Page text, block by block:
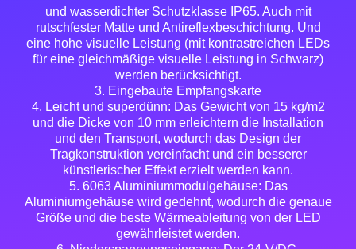
und wasserdichter Schutzklasse IP65. Auch mit
rutschfester Matte und Antireflexbeschichtung. Und
eine hohe visuelle Leistung (mit kontrastreichen LEDs
für eine gleichmäßige visuelle Leistung in Schwarz)
werden berücksichtigt.
3. Eingebaute Empfangskarte
4. Leicht und superdünn: Das Gewicht von 15 kg/m2
und die Dicke von 10 mm erleichtern die Installation
und den Transport, wodurch das Design der
Tragkonstruktion vereinfacht und ein besserer
künstlerischer Effekt erzielt werden kann.
5. 6063 Aluminiummodulgehäuse: Das
Aluminiumgehäuse wird gedehnt, wodurch die genaue
Größe und die beste Wärmeableitung von der LED
gewährleistet werden.